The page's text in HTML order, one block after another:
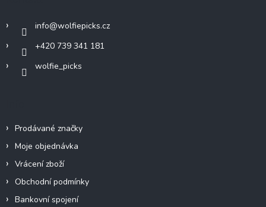
info@wolfiepicks.cz
+420 739 341 181
wolfie_picks
Prodávané značky
Moje objednávka
Vrácení zboží
Obchodní podmínky
Bankovní spojení